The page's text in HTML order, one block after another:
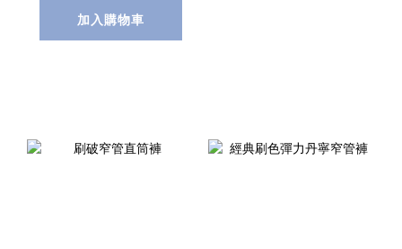
加入購物車